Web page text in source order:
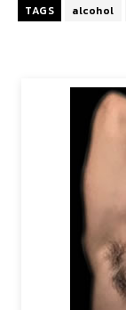
TAGS alcohol